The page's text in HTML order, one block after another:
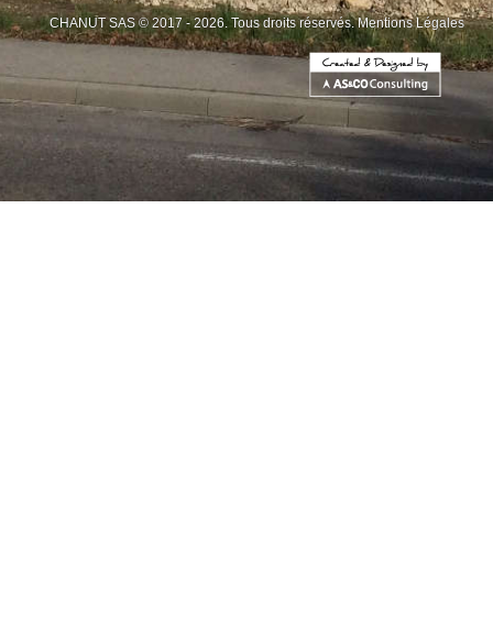
CHANUT SAS © 2017 - 2026. Tous droits réservés.Mentions Légales